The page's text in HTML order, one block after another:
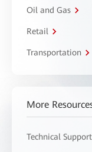
Oil and Gas
Retail
Transportation
More
Technical Support